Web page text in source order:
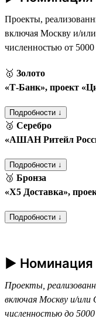
Проекты,
включая Москву и/
численностью от 5000
🥇 Золото
«Т‑Банк», проект
Подробности ↓
🥈 Серебро
«АШАН Ритейл
Подробности ↓
🥉 Бронза
«Х5 Доставка»,
Подробности ↓
► Номинация
Проекты,
включая Москву и/или
численностью до